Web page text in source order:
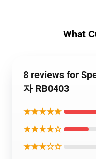
What
8 reviews for
자 RB0403
★★★★★
★★★★☆
★★★☆☆